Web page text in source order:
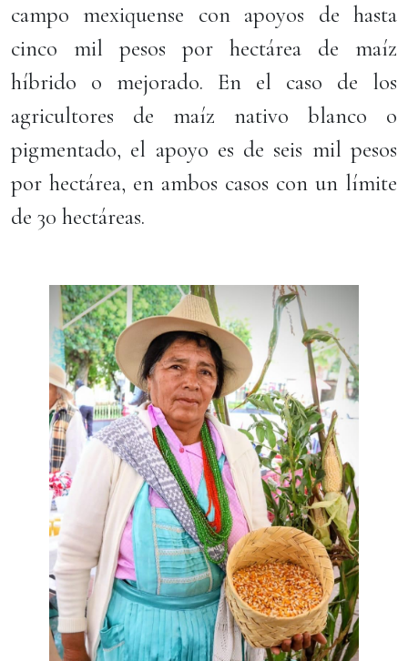
campo mexiquense con apoyos de hasta
cinco mil pesos por hectárea de maíz
híbrido o mejorado. En el caso de los
agricultores de maíz nativo blanco o
pigmentado, el apoyo es de seis mil pesos
por hectárea, en ambos casos con un límite
de 30 hectáreas.